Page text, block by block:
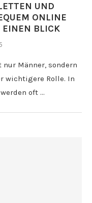
UND
ONLINE
EINEN BLICK
Männer, sondern
wichtigere Rolle. In
oft …